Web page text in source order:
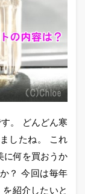
。 どんどん寒
したね。 これ
に何を買おうか
？ 今回は毎年
紹介したいと